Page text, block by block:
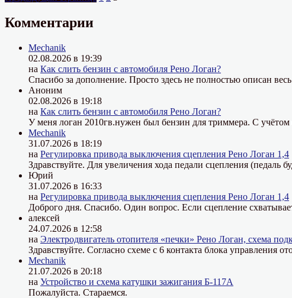
камере
карбюратора
21081,
21083
Солекс»
записей
Комментарии
Mechanik
02.08.2026 в 19:39
на Как слить бензин с автомобиля Рено Логан?
Спасибо за дополнение. Просто здесь не полностью описан
Аноним
02.08.2026 в 19:18
на Как слить бензин с автомобиля Рено Логан?
У меня логан 2010гв.нужен был бензин для триммера. С
Mechanik
31.07.2026 в 18:19
на Регулировка привода выключения сцепления Рено Логан 1,4
Здравствуйте. Для увеличения хода педали сцепления
Юрий
31.07.2026 в 16:33
на Регулировка привода выключения сцепления Рено Логан 1,4
Доброго дня. Спасибо. Один вопрос. Если сцепление
алексей
24.07.2026 в 12:58
на Электродвигатель отопителя «печки» Рено Логан, схема
Здравствуйте. Согласно схеме с 6 контакта блока управления
Mechanik
21.07.2026 в 20:18
на Устройство и схема катушки зажигания Б-117А
Пожалуйста. Стараемся.